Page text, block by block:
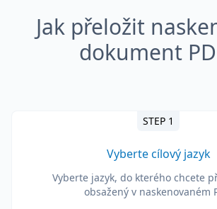
Jak přeložit
dokument
STEP 1
Vyberte cílový jazyk
Vyberte jazyk, do kterého chcete
obsažený v naskenovaném